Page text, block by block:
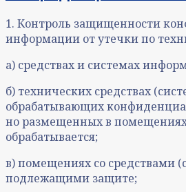
1. Контроль защищенности
информации от утечки по
а) средствах и системах
б) технических средствах
обрабатывающих
но размещенных в
обрабатывается;
в) помещениях со средствами
подлежащими защите;